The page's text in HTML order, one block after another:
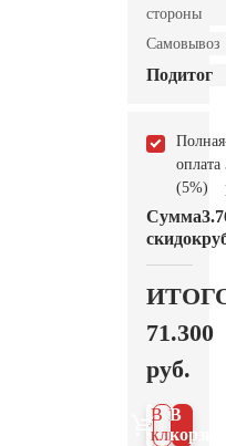
стороны
Самовывоз
Подитог
Полная
оплата
(5%)
Сумма
скидок
71.300
руб.
В
В 1
клик